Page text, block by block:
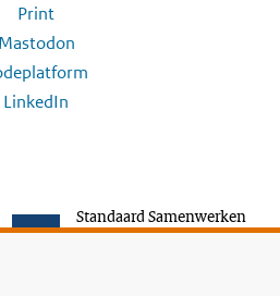
Print
Mastodon
LinkedIn
Standaard Samenwerken